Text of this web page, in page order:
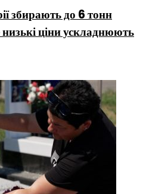
збирають до 6 тонн
ціни ускладнюють